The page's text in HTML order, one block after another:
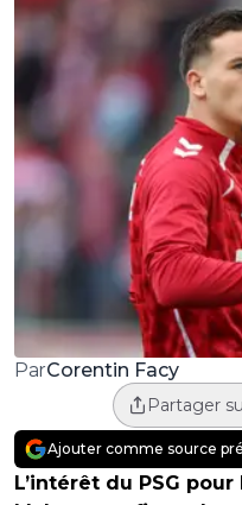
ParCorentin Facy
Partager
Ajouter comme source
L’intérêt du PSG